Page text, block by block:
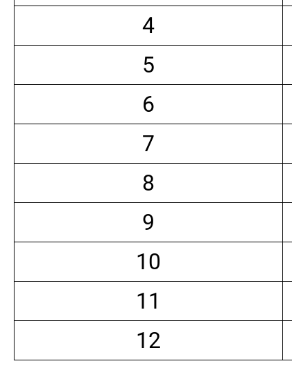
4
5
6
7
8
9
10
11
12